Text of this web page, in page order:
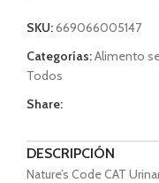
SKU:669066005147
Categorías:Alimento
Todos
Share:
DESCRIPCIÓN
Nature’s Code CAT